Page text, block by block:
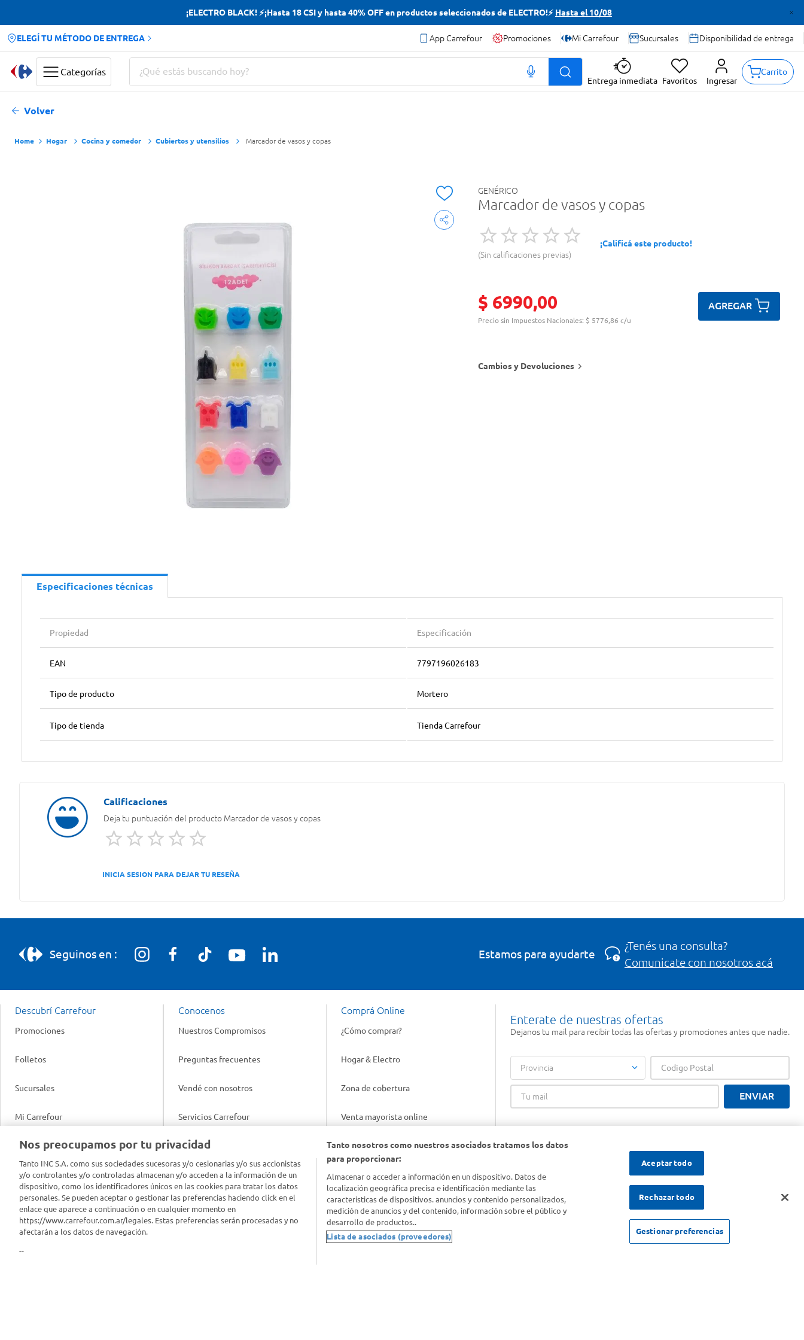
¡ELECTRO BLACK! ⚡¡Hasta 18 CSI y hasta 40% OFF en productos seleccionados de ELECTRO!⚡ Hasta el 10/08
ELEGÍ TU MÉTODO DE ENTREGA App Carrefour Promociones Mi Carrefour Sucursales Disponibilidad de entrega
Categorías
¿Qué estás buscando hoy?
Entrega inmediata Favoritos Ingresar
Carrito
Volver
Hogar Cocina y comedor Cubiertos y utensilios Marcador de vasos y copas
GENÉRICO
Marcador de vasos y copas
Sin calificaciones previas
¡Calificá este producto!
$ 6990,00
Precio sin Impuestos Nacionales: $ 5776,86 c/u
AGREGAR
Cambios y Devoluciones
Especificaciones técnicas
Propiedad Especificación
EAN 7797196026183
Tipo de producto Mortero
Tipo de tienda Tienda Carrefour
Deja tu puntuación del producto Marcador de vasos y copas
INICIA SESION PARA DEJAR TU RESEÑA
Seguinos en : Estamos para ayudarte
¿Tenés una consulta?
Comunicate con nosotros acá
Descubrí Carrefour
Promociones
Folletos
Sucursales
Mi Carrefour
Productos Carrefour
Tarjeta Mi Carrefour
Panel Carrefour
Puntos Verdes
Conocenos
Nuestros Compromisos
Preguntas frecuentes
Vendé con nosotros
Servicios Carrefour
Info útil
Tasas de interés
Contacto
Comprá Online
¿Cómo comprar?
Hogar & Electro
Zona de cobertura
Venta mayorista online
Gift cards empresariales
Enterate de nuestras ofertas
Dejanos tu mail para recibir todas las ofertas y promociones antes que nadie.
Provincia
ENVIAR
Nos preocupamos por tu privacidad
Tanto INC S.A. como sus sociedades sucesoras y/o cesionarias y/o sus accionistas
y/o controlantes y/o controladas almacenan y/o acceden a la información de un
dispositivo, como los identificadores únicos en las cookies para tratar los datos
personales. Se pueden aceptar o gestionar las preferencias haciendo click en el
enlace que aparece a continuación o en cualquier momento en
https://www.carrefour.com.ar/legales. Estas preferencias serán procesadas y no
afectarán a los datos de navegación.
--
Tanto nosotros como nuestros asociados tratamos los datos
para proporcionar:
Almacenar o acceder a información en un dispositivo. Datos de
localización geográfica precisa e identificación mediante las
características de dispositivos. anuncios y contenido personalizados,
medición de anuncios y del contenido, información sobre el público y
desarrollo de productos..
Lista de asociados (proveedores)
Aceptar todo
Rechazar todo
Gestionar preferencias
Términos más buscados